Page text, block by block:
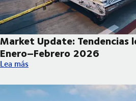
Market Update: Tendencias
Enero–Febrero 2026
Market Update: Tendencias
Lea más